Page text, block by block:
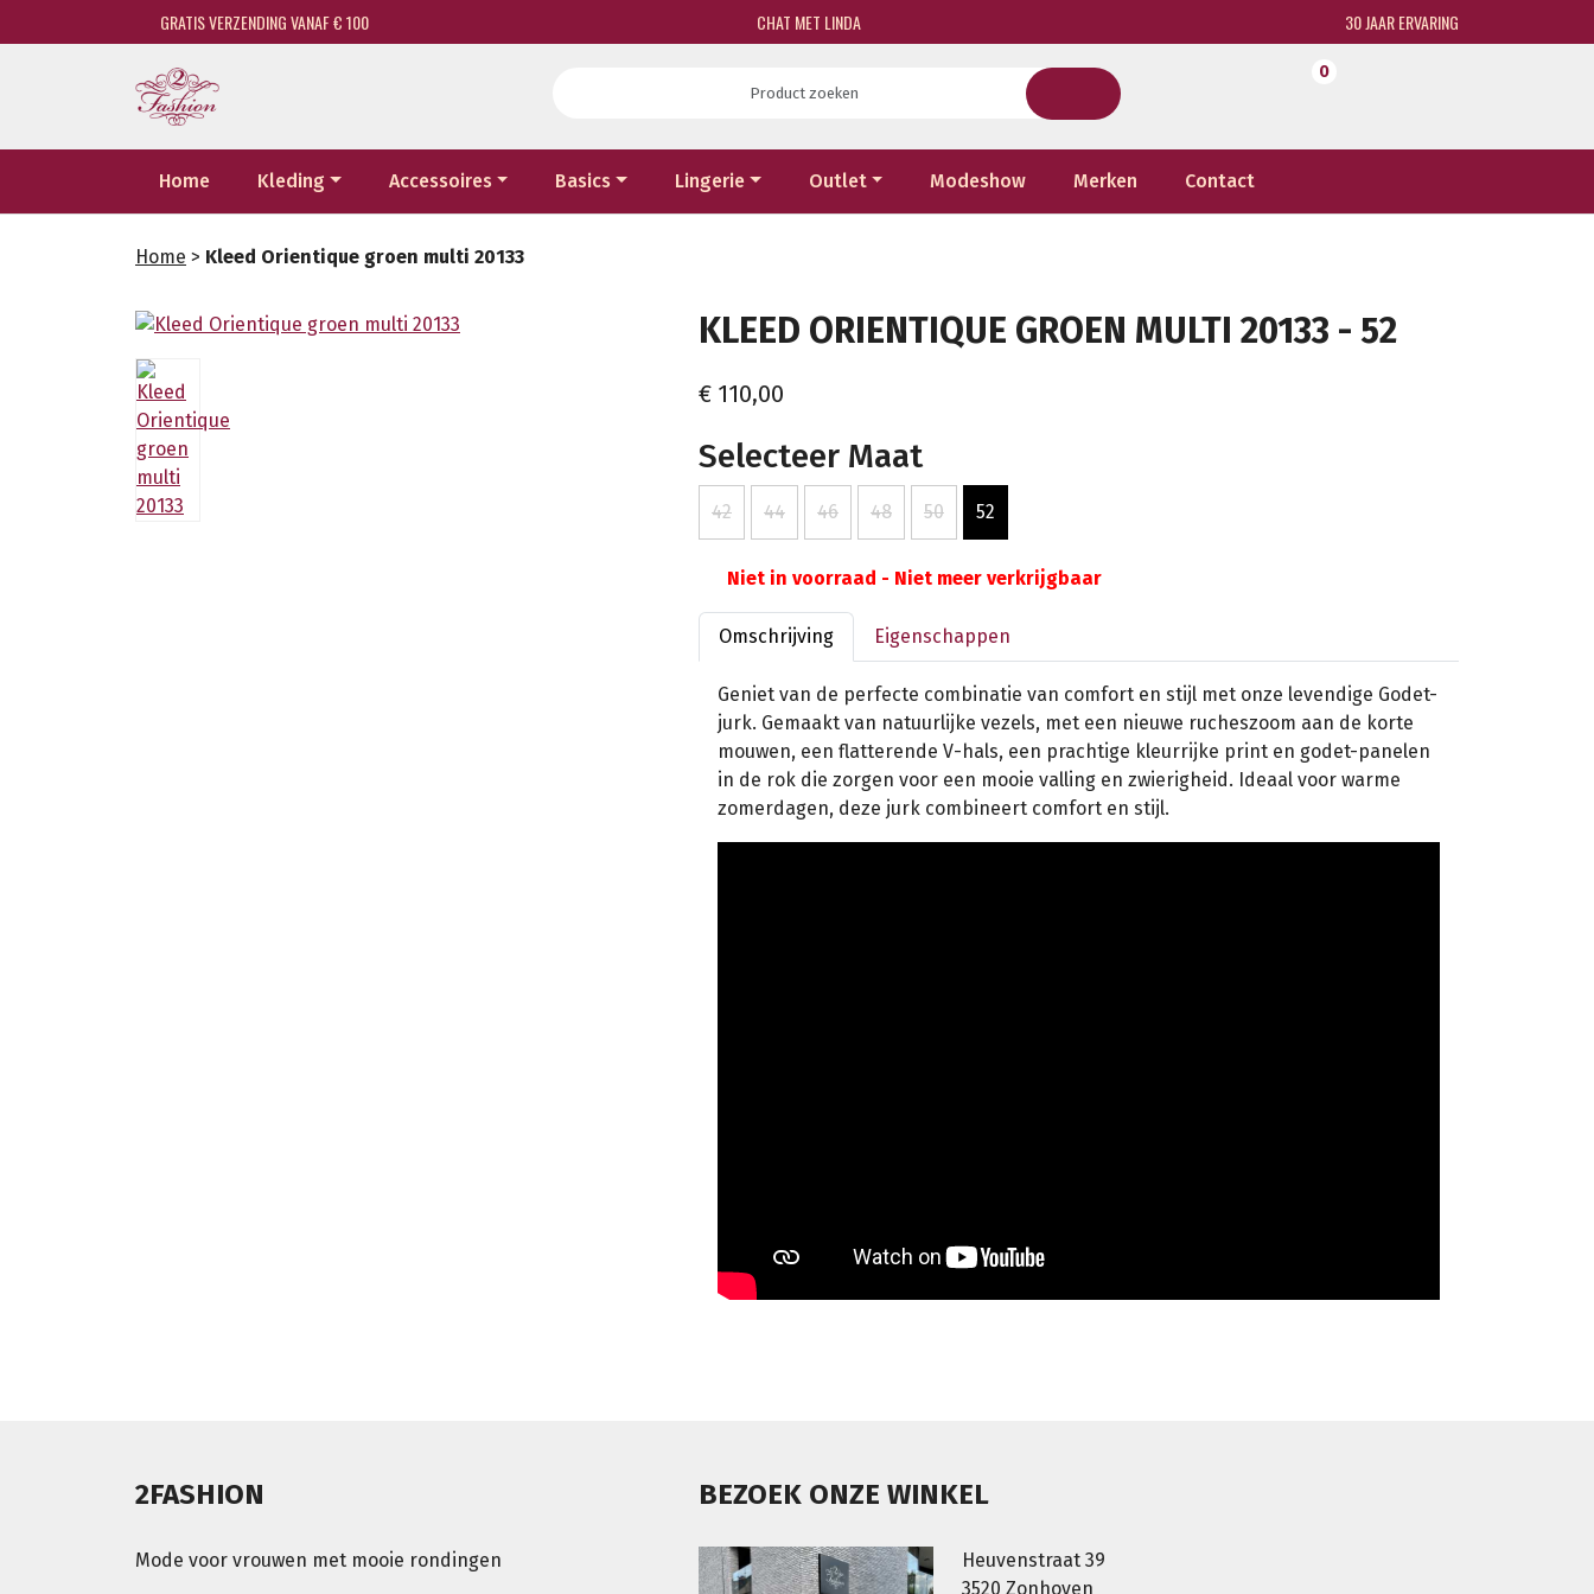
GRATIS VERZENDING VANAF € 100 CHAT MET LINDA 30 JAAR ERVARING
0
Home Kleding Accessoires Basics Lingerie Outlet Modeshow Merken Contact
Home > Kleed Orientique groen multi 20133
KLEED ORIENTIQUE GROEN MULTI 20133 - 52
€ 110,00
Selecteer Maat
42 44 46 48 50 52
Niet in voorraad - Niet meer verkrijgbaar
Omschrijving Eigenschappen
Geniet van de perfecte combinatie van comfort en stijl met onze levendige Godet-
jurk. Gemaakt van natuurlijke vezels, met een nieuwe rucheszoom aan de korte
mouwen, een flatterende V-hals, een prachtige kleurrijke print en godet-panelen
in de rok die zorgen voor een mooie valling en zwierigheid. Ideaal voor warme
zomerdagen, deze jurk combineert comfort en stijl.
2FASHION
Mode voor vrouwen met mooie rondingen
BEZOEK ONZE WINKEL
Heuvenstraat 39
3520 Zonhoven